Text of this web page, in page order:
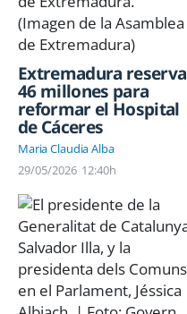
Extremadura reserva
46 millones para
reformar el Hospital
de Cáceres
Maria Claudia Alba
29/05/2026 12:40h